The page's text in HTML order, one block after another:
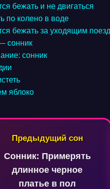
бежать и не двигаться
по колено в воде
бежать за уходящим
сонник
сонник
яблоко
Предыдущий сон
Сонник: Примерять
длинное черное
платье в пол